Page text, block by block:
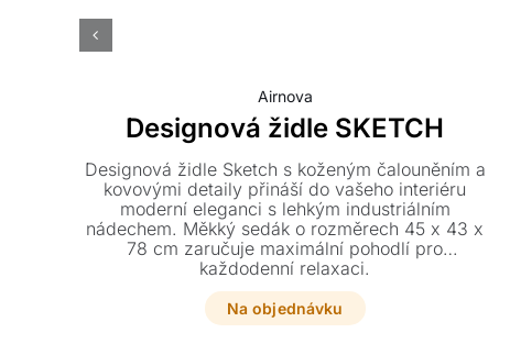
Airnova
Designová židle SKETCH
Designová židle Sketch s koženým čalouněním a
kovovými detaily přináší do vašeho interiéru
moderní eleganci s lehkým industriálním
nádechem. Měkký sedák o rozměrech 45 x 43 x
78 cm zaručuje maximální pohodlí pro
každodenní relaxaci.
Na objednávku